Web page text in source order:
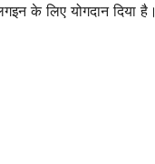
के लिए योगदान दिया है।